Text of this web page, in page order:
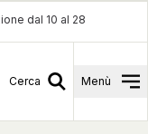
dal 10 al 28
Cerca Menù